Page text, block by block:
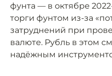
фунта — в октябре
торги фунтом из-за
затруднений при
валюте. Рубль в этом
надёжным